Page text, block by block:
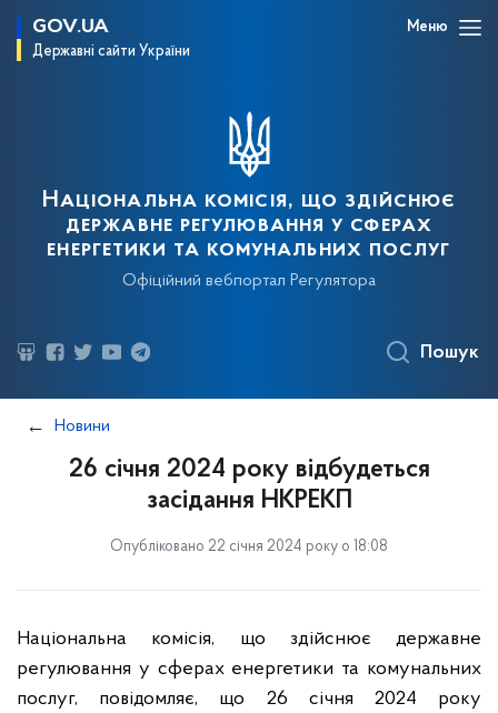
GOV.UA
Державні сайти України
Меню
Національна комісія, що здійснює
державне регулювання у сферах
енергетики та комунальних послуг
Офіційний вебпортал Регулятора
Пошук
Новини
26 січня 2024 року відбудеться
засідання НКРЕКП
Опубліковано 22 січня 2024 року о 18:08
Національна комісія, що здійснює державне
регулювання у сферах енергетики та комунальних
послуг, повідомляє, що 26 січня 2024 року